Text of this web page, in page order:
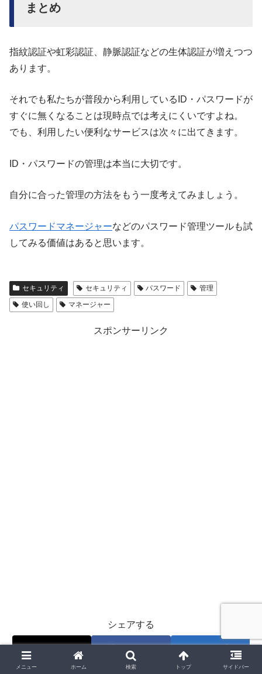
まとめ
指紋認証や虹彩認証、静脈認証などの生体認証が増えつつ
あります。
それでも私たちが普段から利用しているID・パスワードが
すぐに無くなることは現時点では考えにくいですよね。
でも、利用したい便利なサービスは次々に出てきます。
ID・パスワードの管理は本当に大切です。
自分に合った管理の方法をもう一度考えてみましょう。
パスワードマネージャーなどのパスワード管理ツールも試
してみる価値はあると思います。
セキュリティ セキュリティ パスワード
管理
使い回し
マネージャー
スポンサーリンク
シェアする
Facebook
メニュー ホーム 検索 トップ サイドバー